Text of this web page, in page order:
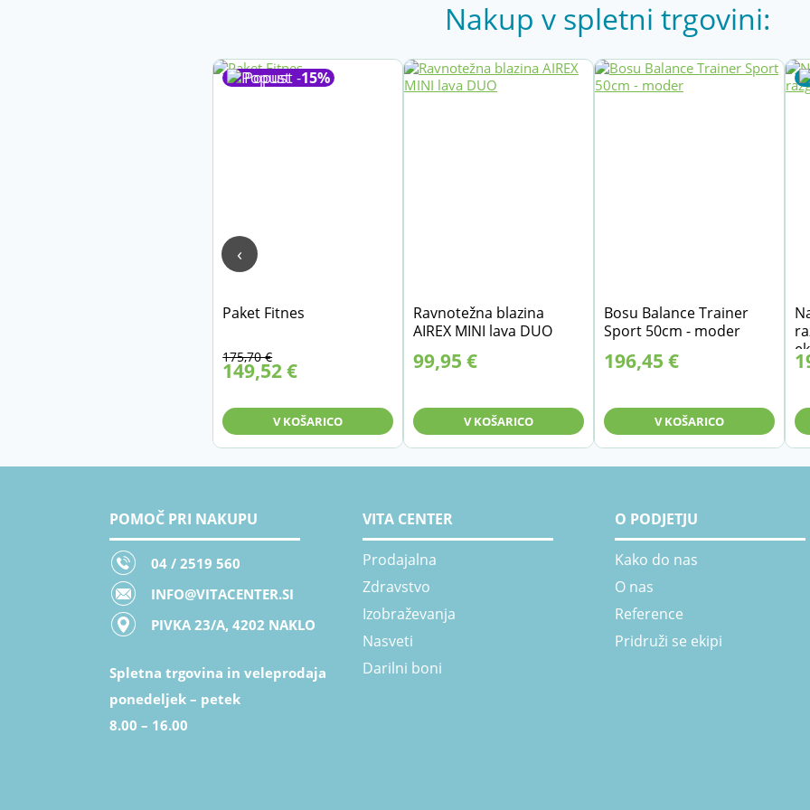
Nakup v spletni trgovini:
Paket Fitnes
175,70€
Izvirna
cena
bila:
175,70 €.
149,52€
Trenutna
cena
149,52 €.
V KOŠARICO
Popust -15%
Ravnotežna blazina
AIREX MINI lava DUO
99,95€
V KOŠARICO
Bosu Balance Trainer
Sport 50cm - moder
196,45 €
V KOŠARICO
‹
POMOČ PRI NAKUPU
04 / 2519 560
INFO@VITACENTER.SI
PIVKA 23/A, 4202 NAKLO
Spletna trgovina in veleprodaja
ponedeljek – petek
8.00 – 16.00
VITA CENTER
Prodajalna
Zdravstvo
Izobraževanja
Nasveti
Darilni boni
O PODJETJU
Kako do nas
O nas
Reference
Pridruži se ekipi